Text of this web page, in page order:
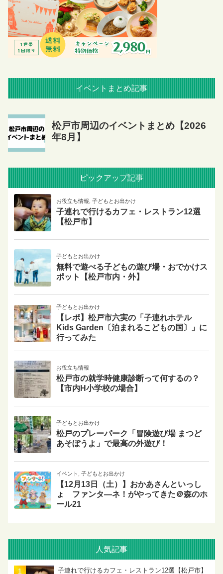
イベントまとめ記事
ピックアップ記事
お役立ち情報 子どもとお出かけ
子連れで行けるカフェ・レストラン12選
【松戸市】
子どもとお出かけ
無料で遊べる子どもの遊び場・おでかけス
ポット【松戸市内・外】
子どもとお出かけ
【レポ】松戸市六実の「子連れホテル
Kids Garden〔泊まれるこどもの国〕」に
行ってみた
お役立ち情報
松戸市の就学時健康診断って何するの？
【市内H小学校の場合】
子どもとお出かけ
松戸のプレーパーク「冒険遊び場 まつど
あそぼうよ」で最高の外遊び！
イベント , 子どもとお出かけ
【12月13日（土）】おかあさんといっし
ょ ファンタ―ネ！がやってきた＠森のホ
ール21
人気記事
子連れで行けるカフェ・レストラン12選【松戸市】